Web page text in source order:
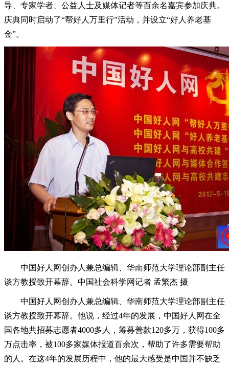
导、专家学者、公益人士及媒体记者等百余名嘉宾参加庆典。
庆典同时启动了“帮好人万里行”活动，并设立“好人养老基
金”。
中国好人网创办人兼总编辑、华南师范大学理论部副主任
谈方教授致开幕辞。中国社会科学网记者 孟繁杰 摄
中国好人网创办人兼总编辑、华南师范大学理论部副主任
谈方教授致开幕辞。他说，经过4年的发展，中国好人网在全
国各地共招募志愿者4000多人，筹募善款120多万，获得100多
万点击率，被100多家媒体报道百余次，帮助了许多需要帮助
的人。在这4年的发展历程中，他的最大感受是中国并不缺乏